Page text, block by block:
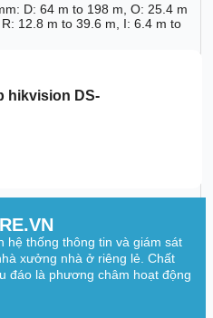
D: 64 m to 198 m, O: 25.4 m
12.8 m to 39.6 m, I: 6.4 m to
(2688 × 1520, 1920 × 1080,
hikvision DS-
hệ thống thông tin và giám sát
xưởng nhà ở riêng lẻ. Chất
đáo là phương châm hoạt động